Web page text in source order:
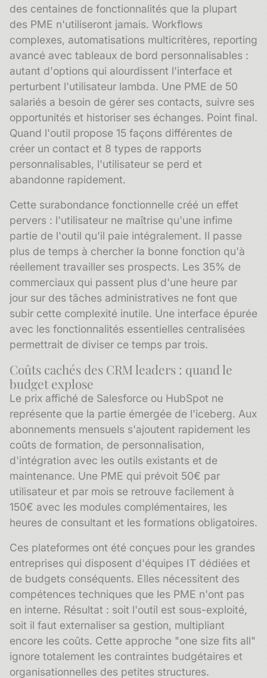
des centaines de fonctionnalités que la plupart
des PME n'utiliseront jamais. Workflows
complexes, automatisations multicritères, reporting
avancé avec tableaux de bord personnalisables :
autant d'options qui alourdissent l'interface et
perturbent l'utilisateur lambda. Une PME de 50
salariés a besoin de gérer ses contacts, suivre ses
opportunités et historiser ses échanges. Point final.
Quand l'outil propose 15 façons différentes de
créer un contact et 8 types de rapports
personnalisables, l'utilisateur se perd et
abandonne rapidement.
Cette surabondance fonctionnelle créé un effet
pervers : l'utilisateur ne maîtrise qu'une infime
partie de l'outil qu'il paie intégralement. Il passe
plus de temps à chercher la bonne fonction qu'à
réellement travailler ses prospects. Les 35% de
commerciaux qui passent plus d'une heure par
jour sur des tâches administratives ne font que
subir cette complexité inutile. Une interface épurée
avec les fonctionnalités essentielles centralisées
permettrait de diviser ce temps par trois.
Coûts cachés des CRM leaders : quand le
budget explose
Le prix affiché de Salesforce ou HubSpot ne
représente que la partie émergée de l'iceberg. Aux
abonnements mensuels s'ajoutent rapidement les
coûts de formation, de personnalisation,
d'intégration avec les outils existants et de
maintenance. Une PME qui prévoit 50€ par
utilisateur et par mois se retrouve facilement à
150€ avec les modules complémentaires, les
heures de consultant et les formations obligatoires.
Ces plateformes ont été conçues pour les grandes
entreprises qui disposent d'équipes IT dédiées et
de budgets conséquents. Elles nécessitent des
compétences techniques que les PME n'ont pas
en interne. Résultat : soit l'outil est sous-exploité,
soit il faut externaliser sa gestion, multipliant
encore les coûts. Cette approche "one size fits all"
ignore totalement les contraintes budgétaires et
organisationnelles des petites structures.